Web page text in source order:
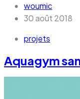
woumic
30 août 2018
projets
Aquagym